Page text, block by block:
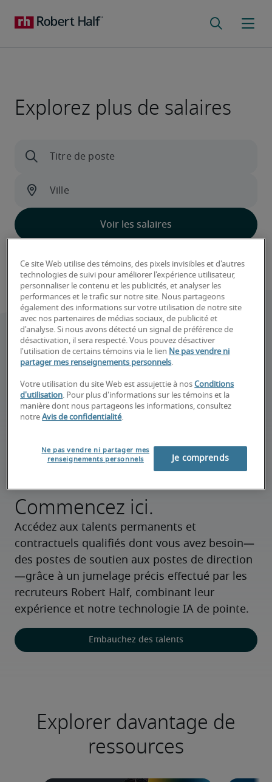
Explorez plus de salaires
Découvrez ce qui distingue nos données
Vous embauchez?
Commencez ici.
Accédez aux talents permanents et
contractuels qualifiés dont vous avez besoin—
des postes de soutien aux postes de direction
—grâce à un jumelage précis effectué par les
recruteurs Robert Half, combinant leur
expérience et notre technologie IA de pointe.
Embauchez des talents
Explorer davantage de
ressources
Ce site Web utilise des témoins, des pixels invisibles et d'autres
technologies de suivi pour améliorer l'expérience utilisateur,
personnaliser le contenu et les publicités, et analyser les
performances et le trafic sur notre site. Nous partageons
également des informations sur votre utilisation de notre site
avec nos partenaires de médias sociaux, de publicité et
d'analyse. Si nous avons détecté un signal de préférence de
désactivation, il sera respecté. Vous pouvez désactiver
l'utilisation de certains témoins via le lien Ne pas vendre ni
partager mes renseignements personnels.
Votre utilisation du site Web est assujettie à nosConditions
d'utilisation. Pour plus d'informations sur les témoins et la
manière dont nous partageons les informations, consultez
notreAvis de confidentialité.
Ne pas vendre ni partager mes
renseignements personnels
Je comprends